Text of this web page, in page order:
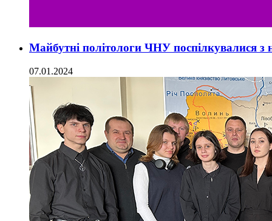
Майбутні політологи ЧНУ поспілкувалися з
07.01.2024